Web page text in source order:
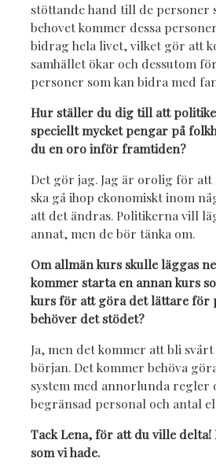
stöttande hand till de personer
behovet kommer dessa
bidrag hela livet, vilket gör att
samhället ökar och dessutom
personer som kan bidra med
Hur ställer du dig till att
speciellt mycket pengar på
du en oro inför framtiden?
Det gör jag. Jag är orolig för
ska gå ihop ekonomiskt inom
att det ändras. Politikerna vill
annat, men de bör tänka om.
Om allmän kurs skulle läggas
kommer starta en annan kurs
kurs för att göra det lättare för
behöver det stödet?
Ja, men det kommer att bli
början. Det kommer behöva
system med annorlunda regler
begränsad personal och antal
Tack Lena, för att du ville
som vi hade.